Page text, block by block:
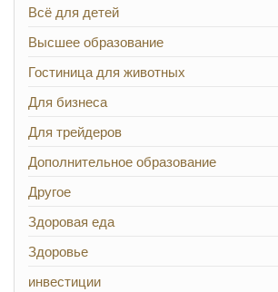
Всё для детей
Высшее образование
Гостиница для животных
Для бизнеса
Для трейдеров
Дополнительное образование
Другое
Здоровая еда
Здоровье
инвестиции